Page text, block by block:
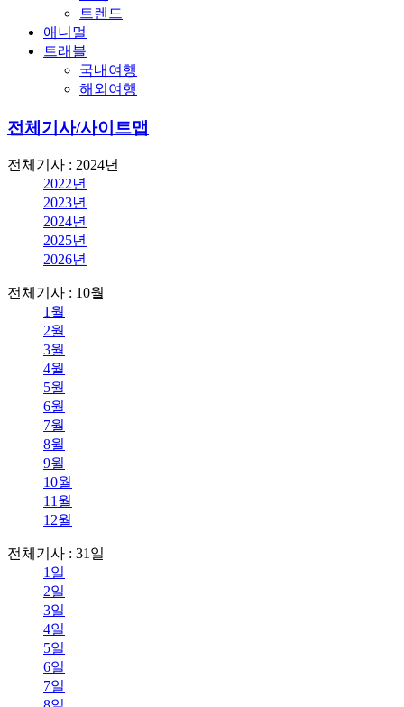
트렌드
애니멀
트래블
국내여행
해외여행
전체기사/사이트맵
전체기사 : 2024년
2022년
2023년
2024년
2025년
2026년
전체기사 : 10월
1월
2월
3월
4월
5월
6월
7월
8월
9월
10월
11월
12월
전체기사 : 31일
1일
2일
3일
4일
5일
6일
7일